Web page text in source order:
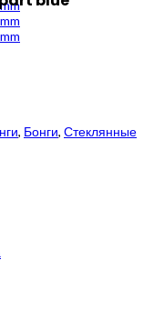
, Бонги, Стеклянные